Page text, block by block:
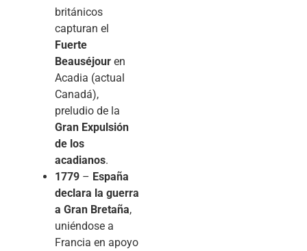
británicos
capturan el
Fuerte
Beauséjour en
Acadia (actual
Canadá),
preludio de la
Gran Expulsión
de los
acadianos.
1779 – España
declara la guerra
a Gran Bretaña,
uniéndose a
Francia en apoyo